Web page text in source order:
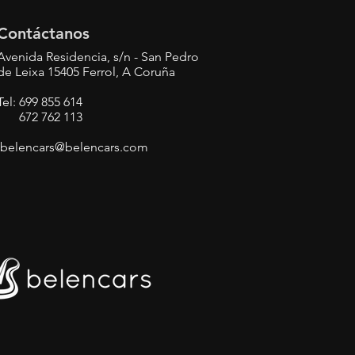
Residencia, s/n - San Pedro
Leixa 15405 Ferrol, A Coruña
699 855 614
672 762 113
belencars@belencars.com